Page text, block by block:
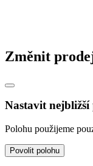
Změnit
Nastavit
Polohu použijeme
Povolit polohu